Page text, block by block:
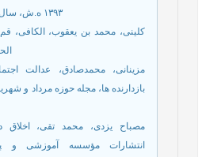
۱۳۹۳ ه.ش، سال اول، شماره 1
کلینی، محمد بن یعقوب، الکافی،
مزینانی، محمدصادق، عدالت
مصباح یزدی، محمد تقی، اخلاق
انتشارات مؤسسه آموزشى و